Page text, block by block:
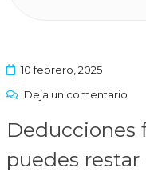
10 febrero, 2025
Deja un comentario
Deducciones
puedes